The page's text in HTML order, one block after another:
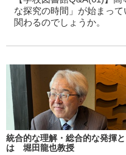
な探究の時間」が始まっ
関わるのでしょうか。
統合的な理解・総合的な発揮と
は 堀田龍也教授